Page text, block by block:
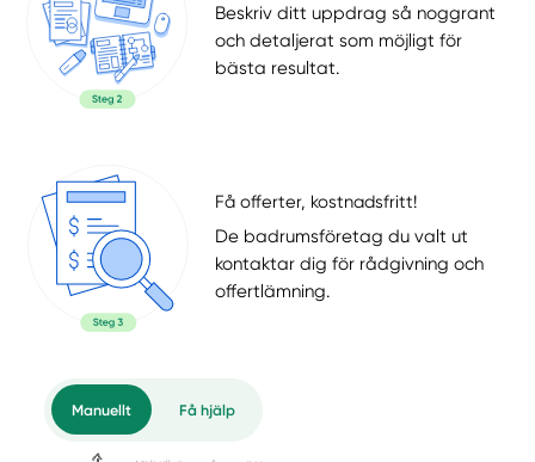
Beskriv ditt uppdrag så noggrant
och detaljerat som möjligt för
bästa resultat.
Få offerter, kostnadsfritt!
De badrumsföretag du valt ut
kontaktar dig för rådgivning och
offertlämning.